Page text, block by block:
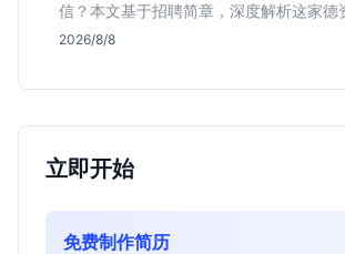
信？本文基于招聘简章，深度解析这家德
行业地位、校招真实门槛及投递策略，助
2026/8/8
立即开始
免费制作简历